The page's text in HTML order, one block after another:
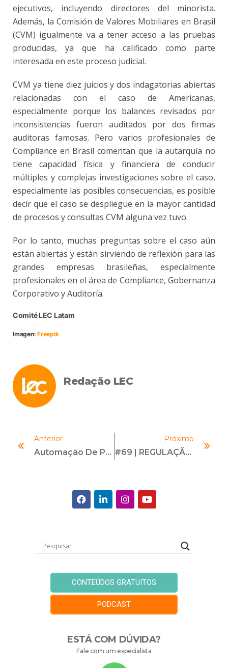
ejecutivos, incluyendo directores del minorista.
Además, la Comisión de Valores Mobiliares en Brasil
(CVM) igualmente va a tener acceso a las pruebas
producidas, ya que ha calificado como parte
interesada en este proceso judicial.
CVM ya tiene diez juicios y dos indagatorias abiertas
relacionadas con el caso de Americanas,
especialmente porque los balances revisados ​​por
inconsistencias fueron auditados por dos firmas
auditoras famosas. Pero varios profesionales de
Compliance en Brasil comentan que la autarquía no
tiene capacidad física y financiera de conducir
múltiples y complejas investigaciones sobre el caso,
especialmente las posibles consecuencias, es posible
decir que el caso se despliegue en la mayor cantidad
de procesos y consultas CVM alguna vez tuvo.
Por lo tanto, muchas preguntas sobre el caso aún
están abiertas y están sirviendo de reflexión para las
grandes empresas brasileñas, especialmente
profesionales en el área de Compliance, Gobernanza
Corporativo y Auditoría.
Comité LEC Latam
Imagen:Freepik
Redação LEC
Anterior
Automação De Processos De Compliance: A Chave Para Mais Segurança E Eficiência Nas Empresas
Próximo
#69 | REGULAÇÃO DA ECONOMIA DIGITAL | Com Daniel Sibille, Helio Moraes E Alexandre Sarte
CONTEÚDOS GRATUITOS
PODCAST
ESTÁ COM DÚVIDA?
Fale com um especialista